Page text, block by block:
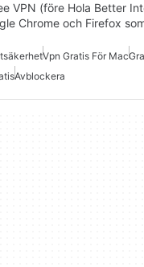
VPN (före Hola Better
Chrome och Firefox
Vpn Gratis För Mac
Avblockera